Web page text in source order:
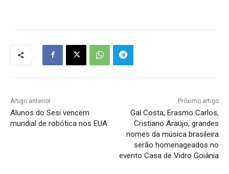
Artigo anterior
Alunos do Sesi vencem
mundial de robótica nos EUA
Próximo artigo
Gal Costa, Erasmo Carlos,
Cristiano Araújo, grandes
nomes da música brasileira
serão homenageados no
evento Casa de Vidro Goiânia